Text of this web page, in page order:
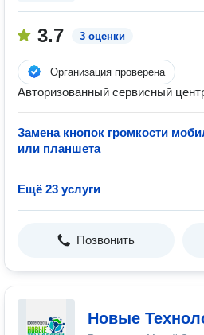
3.7 3 оценки
Организация проверена
Авторизованный сервисный
Замена кнопок громкости
или планшета
Ещё 23 услуги
Позвонить
Новые